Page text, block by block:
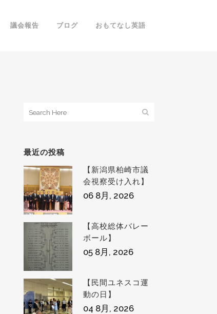
議会報告 ブログ おもてなし英語
最近の投稿
【新潟県柏崎市議
会視察受け入れ】
06 8月, 2026
【高校総体バレー
ボール】
05 8月, 2026
【民間ユネスコ運
動の日】
04 8月, 2026